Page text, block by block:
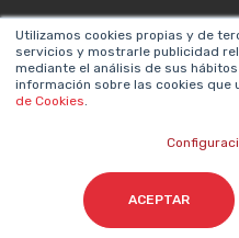
Utilizamos cookies propias y de
servicios y mostrarle publicidad
mediante el análisis de sus
información sobre las cookies que
de Cookies.
ACEPTAR
ENLACES DE
INTERÉS
¿Por qué hacer
Valores y equipos